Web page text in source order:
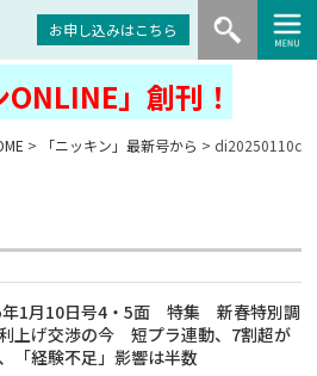
お申し込みはこちら
ONLINE」創刊！
> 「ニッキン」最新号から > di20250110c
年1月10日号4・5面 特集 新春特別調
上げ交渉の今 短プラ連動、7割超が
「経験不足」影響は半数